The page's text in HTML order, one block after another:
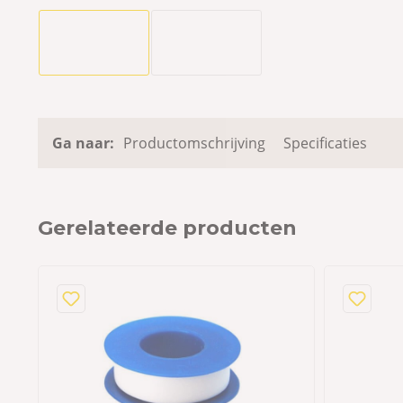
Ga naar: Productomschrijving Specificaties
Gerelateerde producten